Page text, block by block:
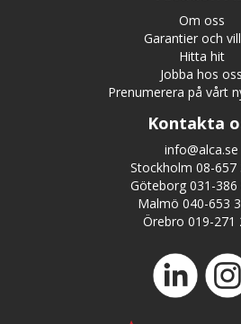
Om oss
Garantier och
Hitta hit
Jobba hos oss
Prenumerera på vårt
Kontakta
info@alca.se
Stockholm 08-657
Göteborg 031-386
Malmö 040-653
Örebro 019-271